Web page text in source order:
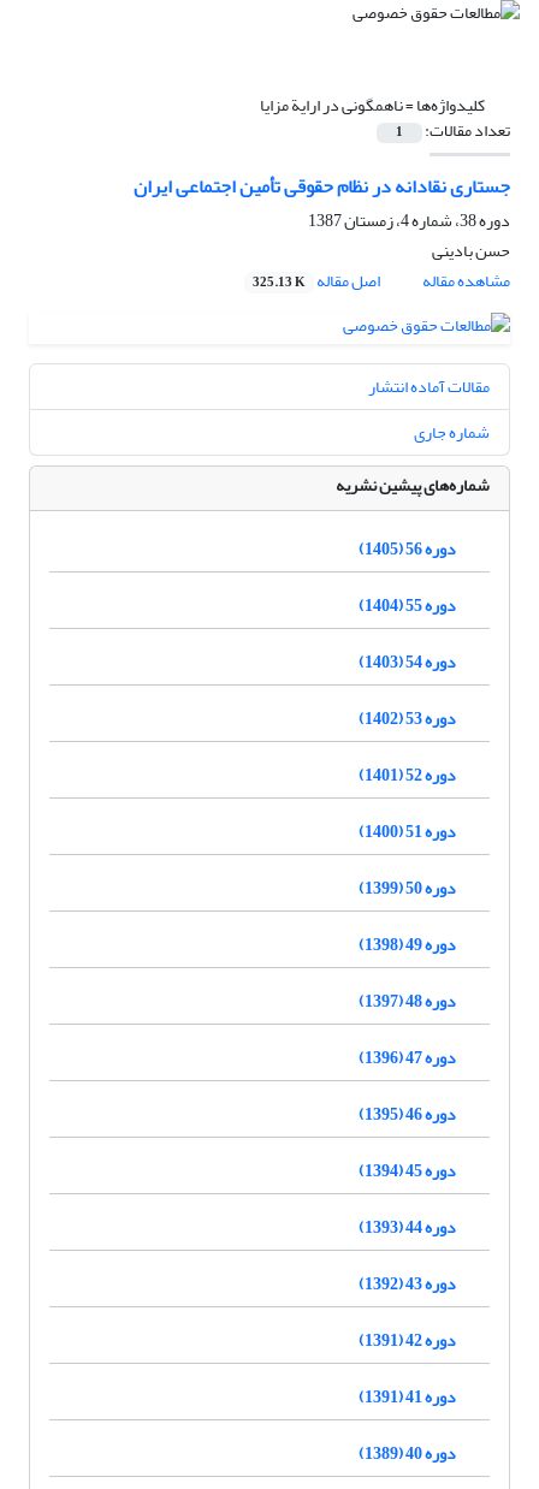
کلیدواژه‌ها =ناهمگونی در ارایة مزایا
تعداد مقالات: 1
جستاری نقادانه در نظام حقوقی تأمین اجتماعی ایران
دوره 38، شماره 4، زمستان 1387
حسن بادینی
مشاهده مقاله
اصل مقاله 325.13 K
مقالات آماده انتشار
شماره جاری
شماره‌های پیشین نشریه
دوره 56 (1405)
دوره 55 (1404)
دوره 54 (1403)
دوره 53 (1402)
دوره 52 (1401)
دوره 51 (1400)
دوره 50 (1399)
دوره 49 (1398)
دوره 48 (1397)
دوره 47 (1396)
دوره 46 (1395)
دوره 45 (1394)
دوره 44 (1393)
دوره 43 (1392)
دوره 42 (1391)
دوره 41 (1391)
دوره 40 (1389)